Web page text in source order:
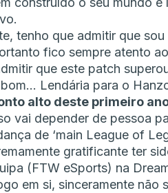
tenho que admitir que
fico sempre atento
que este patch
Lendária para o
alto deste primeiro
vai depender de pessoa
de ‘main League of
gratificante ter
(FTW eSports) na
em si, sinceramente